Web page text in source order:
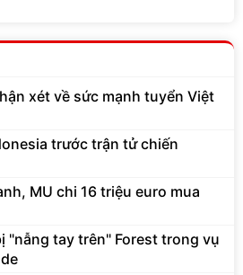
xét về sức mạnh tuyển Việt
trước trận tử chiến
MU chi 16 triệu euro mua
"nẫng tay trên" Forest trong vụ